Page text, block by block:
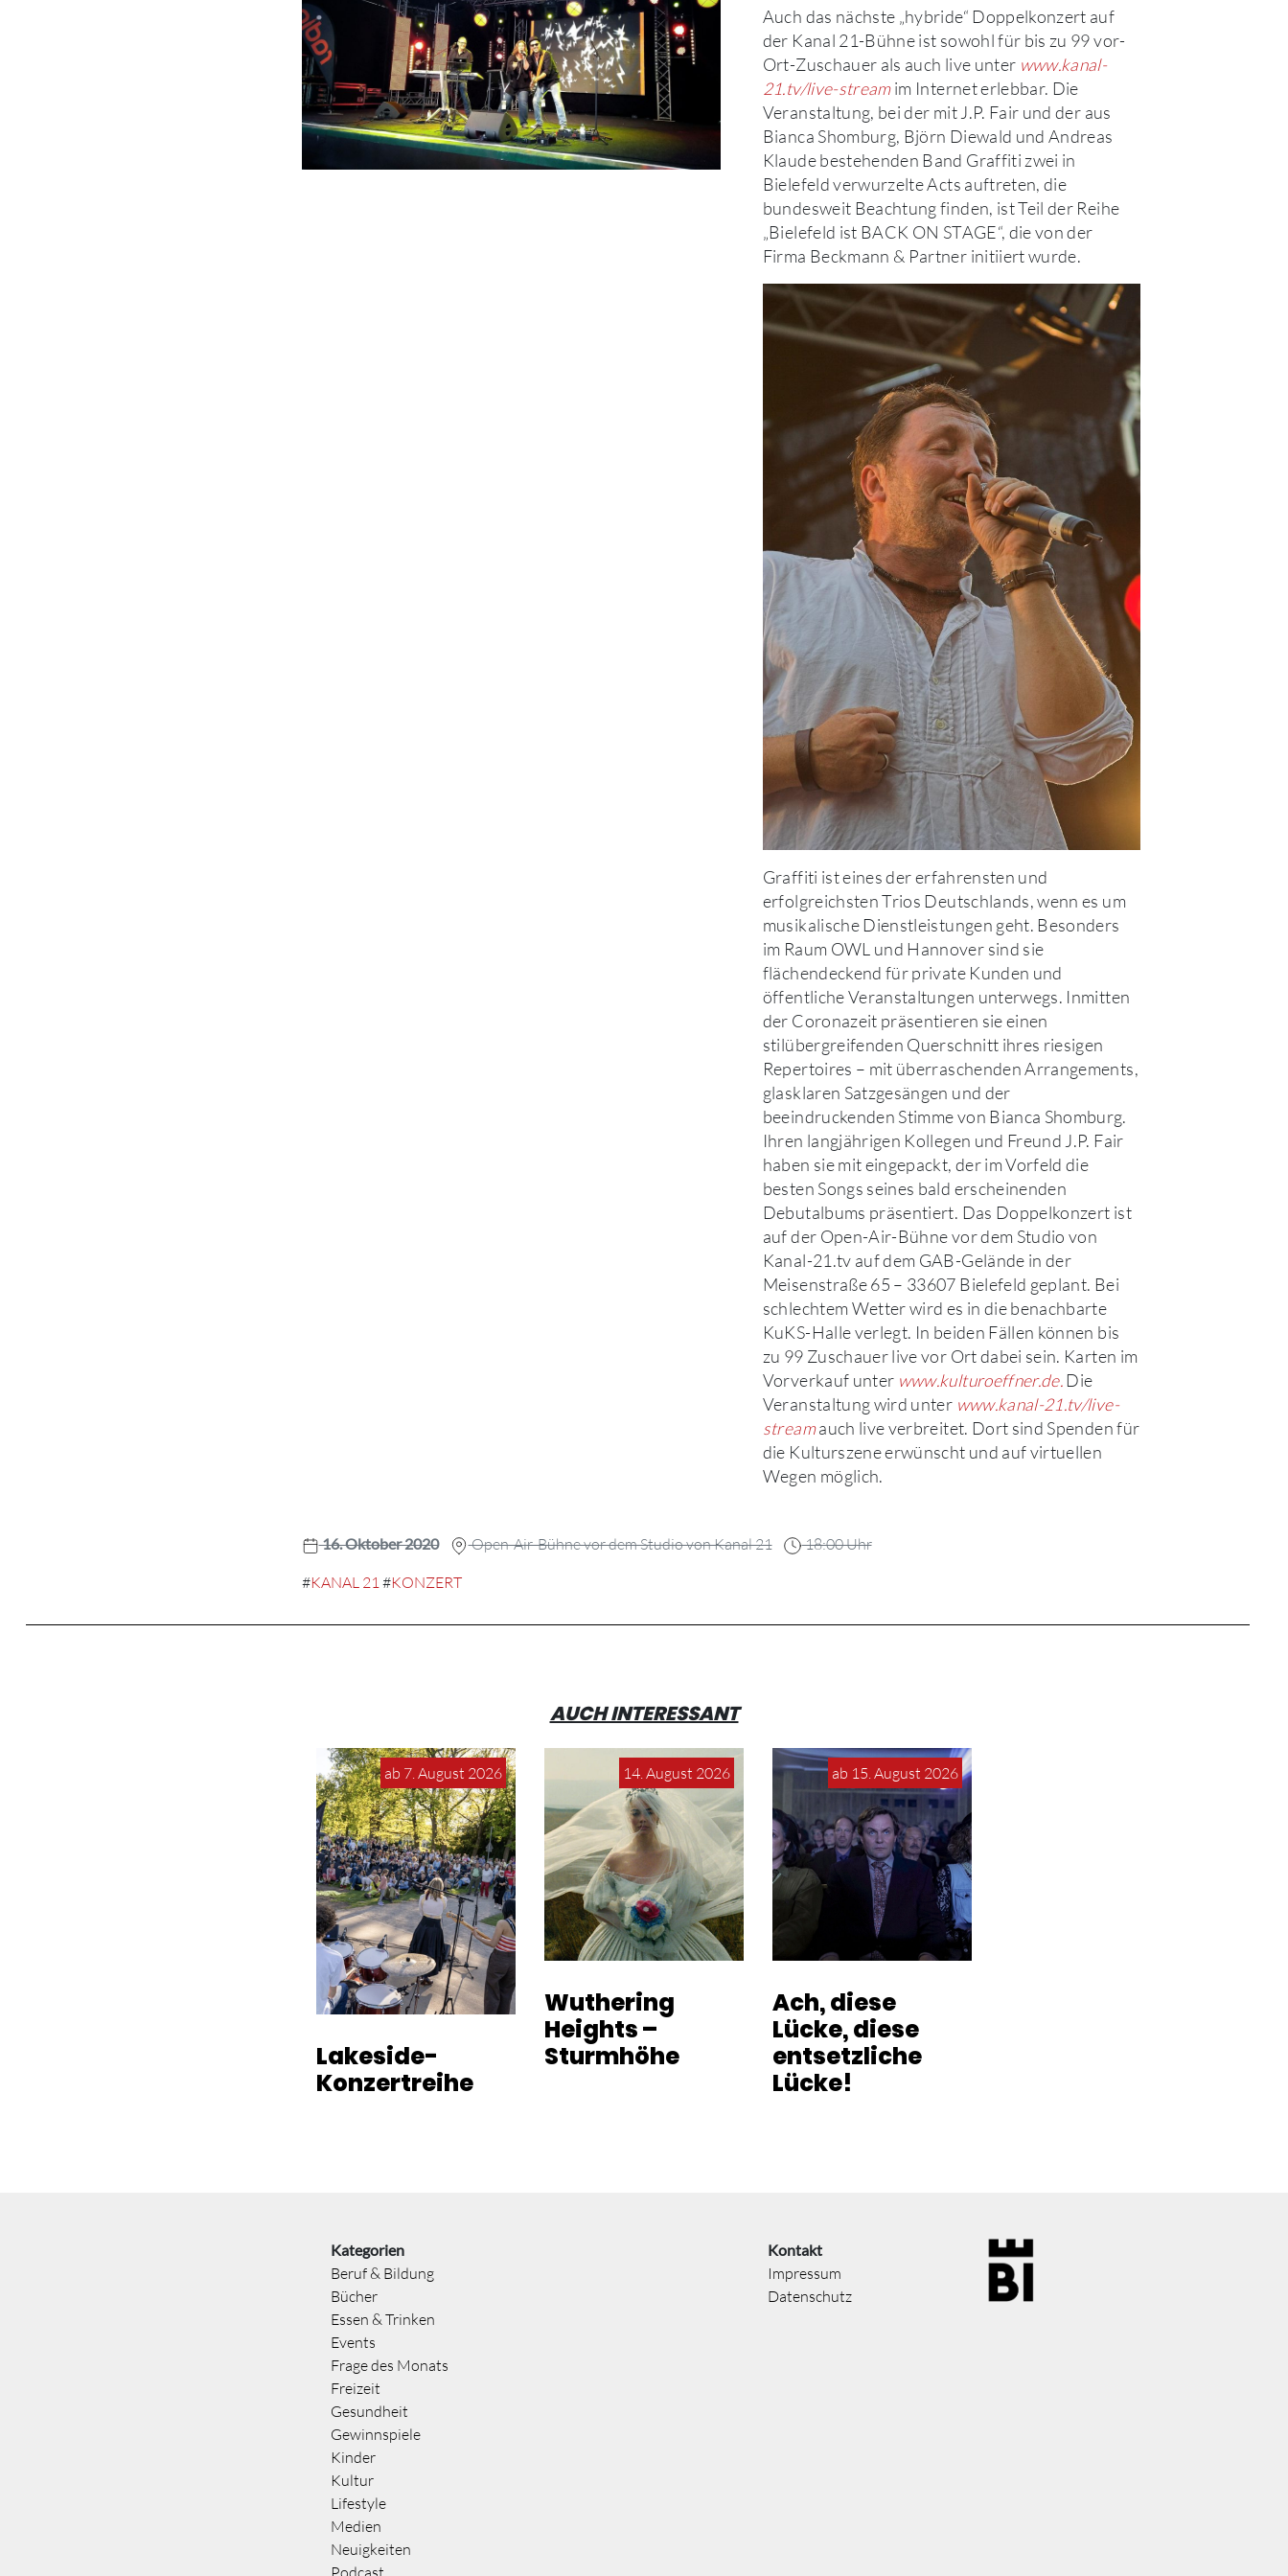
Auch das nächste „hybride“ Doppelkonzert auf
der Kanal 21-Bühne ist sowohl für bis zu 99 vor-
Ort-Zuschauer als auch live unter www.kanal-
21.tv/live-streamim Internet erlebbar. Die
Veranstaltung, bei der mit J.P. Fair und der aus
Bianca Shomburg, Björn Diewald und Andreas
Klaude bestehenden Band Graffiti zwei in
Bielefeld verwurzelte Acts auftreten, die
bundesweit Beachtung finden, ist Teil der Reihe
„Bielefeld ist BACK ON STAGE“, die von der
Firma Beckmann & Partner initiiert wurde.
Graffiti ist eines der erfahrensten und
erfolgreichsten Trios Deutschlands, wenn es um
musikalische Dienstleistungen geht. Besonders
im Raum OWL und Hannover sind sie
flächendeckend für private Kunden und
öffentliche Veranstaltungen unterwegs. Inmitten
der Coronazeit präsentieren sie einen
stilübergreifenden Querschnitt ihres riesigen
Repertoires – mit überraschenden Arrangements,
glasklaren Satzgesängen und der
beeindruckenden Stimme von Bianca Shomburg.
Ihren langjährigen Kollegen und Freund J.P. Fair
haben sie mit eingepackt, der im Vorfeld die
besten Songs seines bald erscheinenden
Debutalbums präsentiert. Das Doppelkonzert ist
auf der Open-Air-Bühne vor dem Studio von
Kanal-21.tv auf dem GAB-Gelände in der
Meisenstraße 65 – 33607 Bielefeld geplant. Bei
schlechtem Wetter wird es in die benachbarte
KuKS-Halle verlegt. In beiden Fällen können bis
zu 99 Zuschauer live vor Ort dabei sein. Karten im
Vorverkauf unter www.kulturoeffner.de.Die
Veranstaltung wird unter www.kanal-21.tv/live-
streamauch live verbreitet. Dort sind Spenden für
die Kulturszene erwünscht und auf virtuellen
Wegen möglich.
16. Oktober 2020 Open-Air-Bühne vor dem Studio von Kanal 21 18:00 Uhr
#KANAL 21#KONZERT
AUCH INTERESSANT
ab 7. August 2026
Lakeside-
Konzertreihe
14. August 2026
Wuthering
Heights –
Sturmhöhe
ab 15. August 2026
Ach, diese
Lücke, diese
entsetzliche
Lücke!
Kategorien
Beruf & Bildung
Bücher
Essen & Trinken
Events
Frage des Monats
Freizeit
Gesundheit
Gewinnspiele
Kinder
Kultur
Lifestyle
Medien
Neuigkeiten
Kontakt
Impressum
Datenschutz